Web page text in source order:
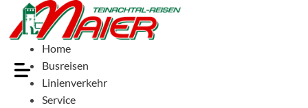
Home
Busreisen
Linienverkehr
Service